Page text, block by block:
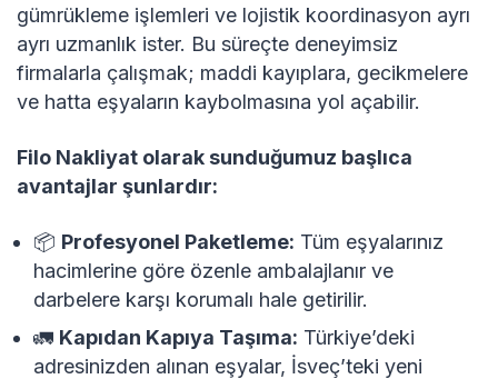
gümrükleme işlemleri ve lojistik koordinasyon ayrı
ayrı uzmanlık ister. Bu süreçte deneyimsiz
firmalarla çalışmak; maddi kayıplara, gecikmelere
ve hatta eşyaların kaybolmasına yol açabilir.
Filo Nakliyat olarak sunduğumuz başlıca
avantajlar şunlardır:
📦 Profesyonel Paketleme: Tüm eşyalarınız
hacimlerine göre özenle ambalajlanır ve
darbelere karşı korumalı hale getirilir.
🚛 Kapıdan Kapıya Taşıma: Türkiye’deki
adresinizden alınan eşyalar, İsveç’teki yeni